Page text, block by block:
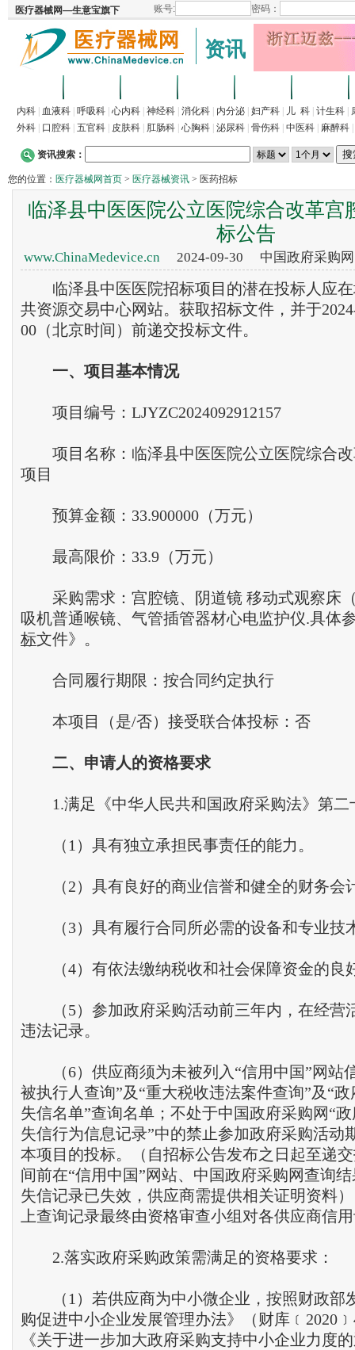
资讯
内科 血液科 呼吸科 心内科 神经科 消化科 内分泌 妇产科 儿 科 计生科
外科
口腔科 五官科 皮肤科 肛肠科 心胸科 泌尿科 骨伤科 中医科 麻醉科
资讯搜索：
您的位置： 医疗器械网首页 > 医疗器械资讯 > 医药招标
临泽县中医医院公立医院综合改革宫
标公告
www.ChinaMedevice.cn2024-09-30 中国政府采购
临泽县中医医院招标项目的潜在投标人应在
共资源交易中心网站。获取招标文件，并于
00（北京时间）前递交投标文件。
一、 项目基本情况
项目编号：LJYZC2024092912157
项目名称：临泽县中医医院公立医院综合改
项目
预算金额：33.900000（万元）
最高限价：33.9（万元）
采购需求：宫腔镜、阴道镜 移动式观察床
吸机普通喉镜、气管插管器材心电监护仪.具体
标文件》。
合同履行期限：按合同约定执行
本项目（是/否）接受联合体投标：否
二、 申请人的资格要求
1.满足《中华人民共和国政府采购法》第二
（1）具有独立承担民事责任的能力。
（2）具有良好的商业信誉和健全的财务会
（3）具有履行合同所必需的设备和专业技
（4）有依法缴纳税收和社会保障资金的良
（5）参加政府采购活动前三年内，在经营
违法记录。
（6）供应商须为未被列入“信用中国”网站
被执行人查询”及“重大税收违法案件查询”及“
失信名单”查询名单；不处于中国政府采购网“
失信行为信息记录”中的禁止参加政府采购活动
本项目的投标。（自招标公告发布之日起至递
间前在“信用中国”网站、中国政府采购网查询
失信记录已失效，供应商需提供相关证明资料
上查询记录最终由资格审查小组对各供应商信
2.落实政府采购政策需满足的资格要求：
（1）若供应商为中小微企业，按照财政部
购促进中小企业发展管理办法》（财库
《关于进一步加大政府采购支持中小企业力度